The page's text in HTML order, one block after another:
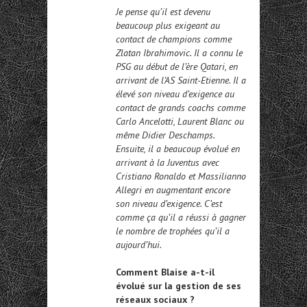
Je pense qu’il est devenu
beaucoup plus exigeant au
contact de champions comme
Zlatan Ibrahimovic. Il a connu le
PSG au début de l’ère Qatari, en
arrivant de l’AS Saint-Etienne. Il a
élevé son niveau d’exigence au
contact de grands coachs comme
Carlo Ancelotti, Laurent Blanc ou
même Didier Deschamps.
Ensuite, il a beaucoup évolué en
arrivant à la Juventus avec
Cristiano Ronaldo et Massilianno
Allegri en augmentant encore
son niveau d’exigence. C’est
comme ça qu’il a réussi à gagner
le nombre de trophées qu’il a
aujourd’hui.
Comment Blaise a-t-il
évolué sur la gestion de ses
réseaux sociaux ?